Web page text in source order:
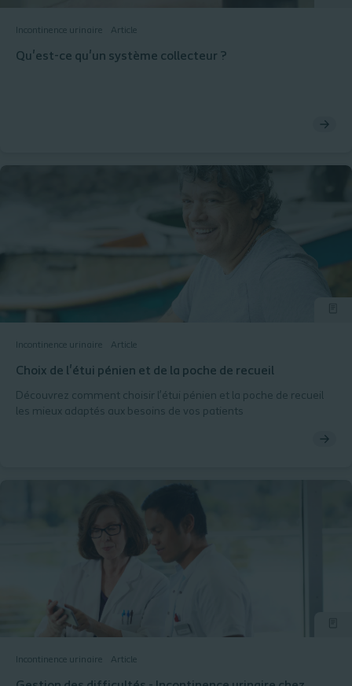
Incontinence urinaire Article
Qu'est-ce qu'un système collecteur ?
Incontinence urinaire Article
Choix de l'étui pénien et de la poche de recueil
Découvrez comment choisir l’étui pénien et la poche de recueil
les mieux adaptés aux besoins de vos patients
Incontinence urinaire Article